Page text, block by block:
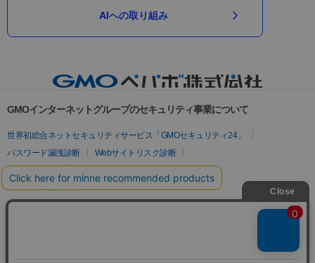
AIへの取り組み
GMOインターネットグループのセキュリティ事業について
世界初総合ネットセキュリティサービス「GMOセキュリティ24」
パスワード漏洩診断
Webサイトリスク診断
セキュリティ相談AIチャットボット
実在証明・盗聴対策
サイバー攻撃対策（GMOサイバーセキュリティ byイエラエ）